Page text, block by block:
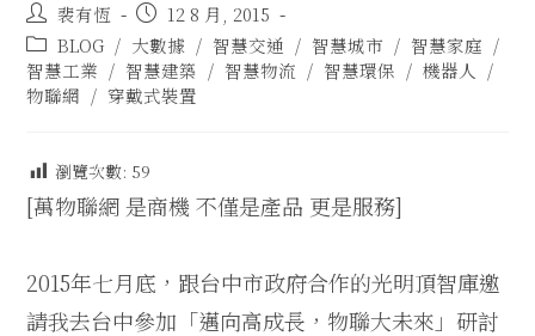
裴有恆
12 8 月, 2015
BLOG / 大數據 / 智慧交通 / 智慧城市 / 智慧家庭 /
智慧工業 / 智慧建築 / 智慧物流 / 智慧環保 / 機器人
/
物聯網 / 穿戴式裝置
瀏覽次數: 59
[萬物聯網 是商機 不僅是產品 更是服務]
2015年七月底，跟台中市政府合作的光明頂智庫邀
請我去台中參加「邁向高成長，物聯大未來」研討